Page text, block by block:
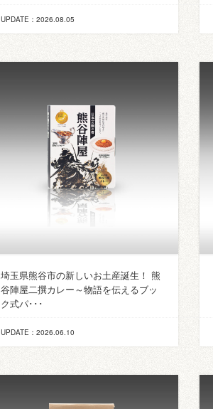
UPDATE：2026.08.05
埼玉県熊谷市の新しいお土産誕生！ 熊
谷陣屋二撰カレー～物語を伝えるブッ
ク式パ･･･
UPDATE：2026.06.10